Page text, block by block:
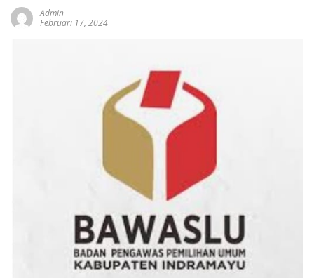
Admin
Februari 17, 2024